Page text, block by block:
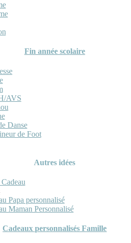
Fin année scolaire
AVS
Danse
de Foot
Autres idées
Papa personnalisé
Maman Personnalisé
Cadeaux personnalisés Famille